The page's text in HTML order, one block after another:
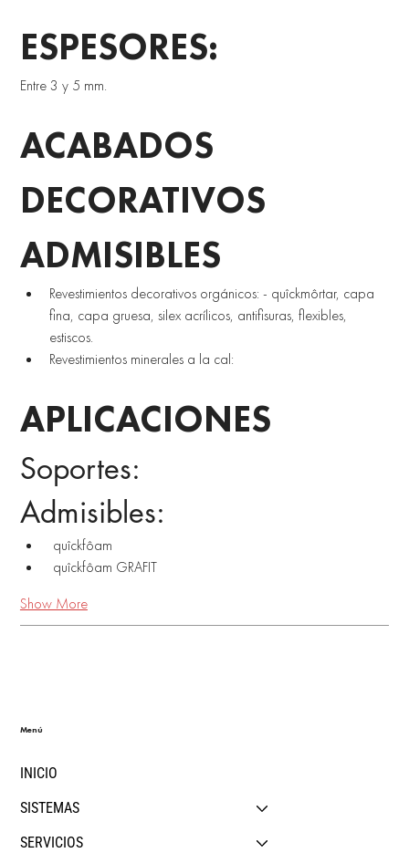
ESPESORES:
Entre 3 y 5 mm.
ACABADOS
DECORATIVOS
ADMISIBLES
Revestimientos decorativos orgánicos: - quîckmôrtar, capa
fina, capa gruesa, silex acrílicos, antifisuras, flexibles,
estiscos.
Revestimientos minerales a la cal:
APLICACIONES
Soportes:
Admisibles:
quîckfôam
quîckfôam GRAFIT
Show More
INICIO
SISTEMAS
SERVICIOS
Menú